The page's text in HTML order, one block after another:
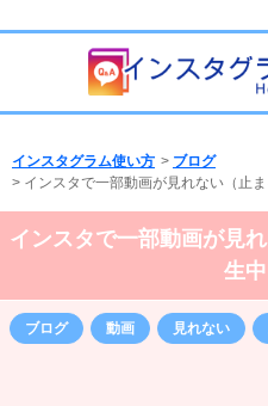
インスタグラム使い方 > ブログ
> インスタで一部動画が見れない（止
インスタで一部動画が見
生
ブログ 動画 見れない